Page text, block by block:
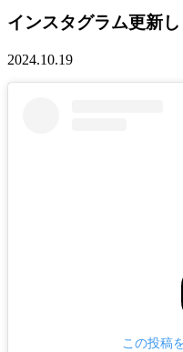
インスタグラム更新
2024.10.19
この投稿